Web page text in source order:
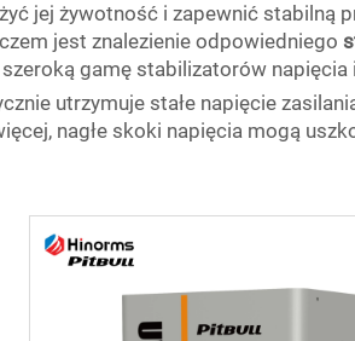
jej żywotność i zapewnić stabilną
jest znalezienie odpowiedniego
gamę stabilizatorów
utrzymuje stałe napięcie
nagłe skoki napięcia mogą